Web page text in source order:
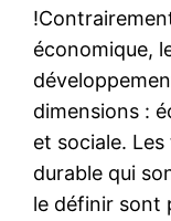
économique,
dimensions :
et sociale.
durable qui
le définir sont